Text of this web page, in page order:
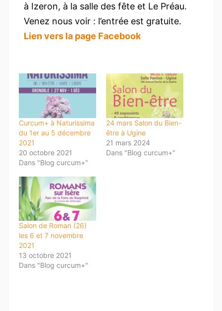
à Izeron, à la salle des fête et Le Préau.
Venez nous voir : l’entrée est gratuite.
Lien vers la page Facebook
Curcum+ à Naturissima
du 1er au 5 décembre
2021
20 octobre 2021
Dans "Blog curcum+"
24 mars Salon du Bien-
être à Ugine
21 mars 2024
Dans "Blog curcum+"
Salon de Roman (26)
les 6 et 7 novembre
2021
13 octobre 2021
Dans "Blog curcum+"